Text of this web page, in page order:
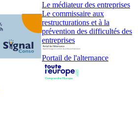
Le médiateur des entreprises
Le commissaire aux
restructurations et à la
prévention des difficultés des
entreprises
Portail de l'alternance